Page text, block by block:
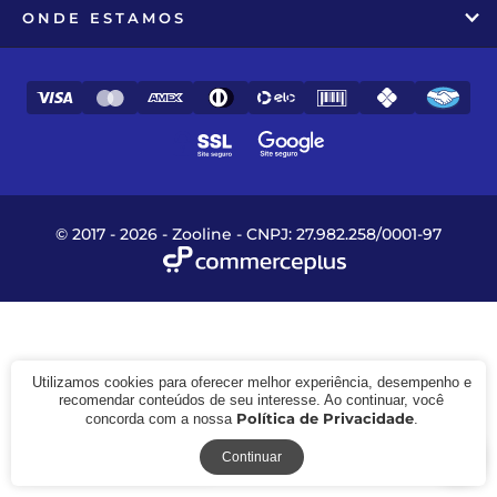
ONDE ESTAMOS
© 2017 - 2026 - Zooline - CNPJ: 27.982.258/0001-97
Utilizamos cookies para oferecer melhor experiência, desempenho e
recomendar conteúdos de seu interesse. Ao continuar, você
concorda com a nossa Política de Privacidade.
Continuar